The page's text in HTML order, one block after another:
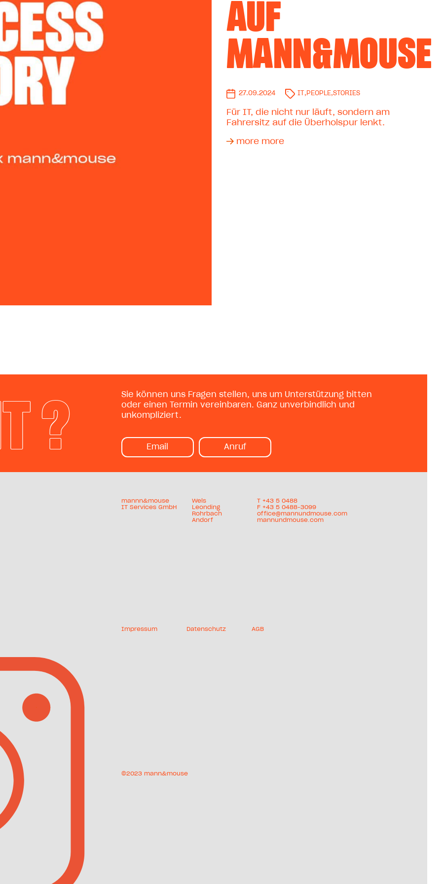
AUF
MANN&MOUSE
27.09.2024 IT , PEOPLE,STORIES
Für IT, die nicht nur läuft, sondern am
Fahrersitz auf die Überholspur lenkt.
more more
?
Sie können uns Fragen stellen, uns um Unterstützung bitten
oder einen Termin vereinbaren. Ganz unverbindlich und
unkompliziert.
Email Anruf
mannn&mouse
IT Services GmbH
Wels
Leonding
Rohrbach
Andorf
T +43 5 0488
F +43 5 0488-3099
office@mannundmouse.com
mannundmouse.com
Impressum Datenschutz AGB
©2023 mann&mouse